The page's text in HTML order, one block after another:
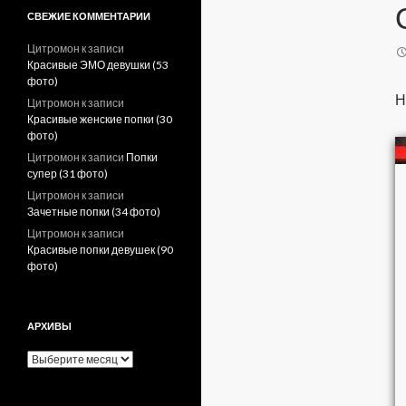
СВЕЖИЕ КОММЕНТАРИИ
Цитромон к записи
Красивые ЭМО девушки (53
фото)
Цитромон к записи
Красивые женские попки (30
фото)
Цитромон к записи Попки
супер (31 фото)
Цитромон к записи
Зачетные попки (34 фото)
Цитромон к записи
Красивые попки девушек (90
фото)
АРХИВЫ
А